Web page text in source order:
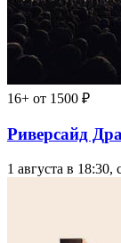
16+ от 1500 ₽
Риверсайд
1 августа в 18:30,